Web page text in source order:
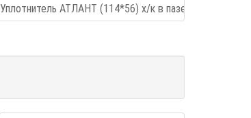
Уплотнитель АТЛАНТ (114*56) х/к в пазе